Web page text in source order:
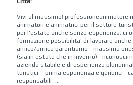
Vivi al massimo! professioneanimatore
animatori e animatrici per il settore
per l'estate anche senza esperienza, ci
formazione possibilita' di lavorare
amico/amica garantiamo - massima
(sia in estate che in inverno) -
azienda stabile e di esperienza
turistici: - prima esperienza e generici -
responsabili -...